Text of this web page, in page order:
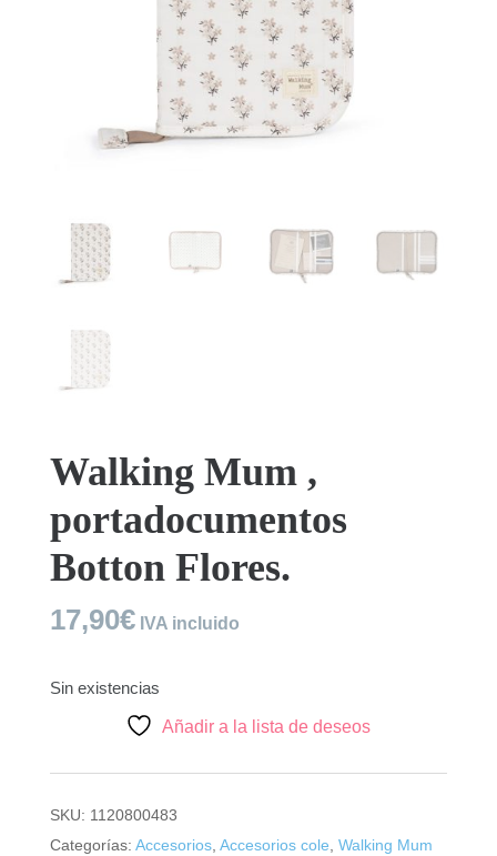
Walking Mum ,
portadocumentos
Botton Flores.
17,90€ IVA incluido
Sin existencias
Añadir a la lista de deseos
SKU: 1120800483
Categorías: Accesorios, Accesorios cole, Walking Mum